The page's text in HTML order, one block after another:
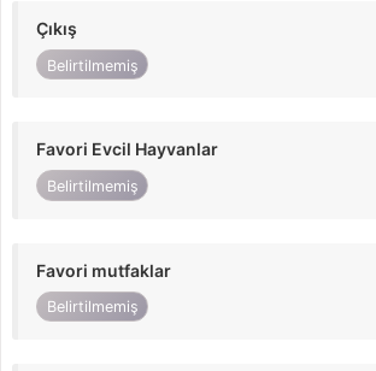
Çıkış
Belirtilmemiş
Favori Evcil Hayvanlar
Belirtilmemiş
Favori mutfaklar
Belirtilmemiş